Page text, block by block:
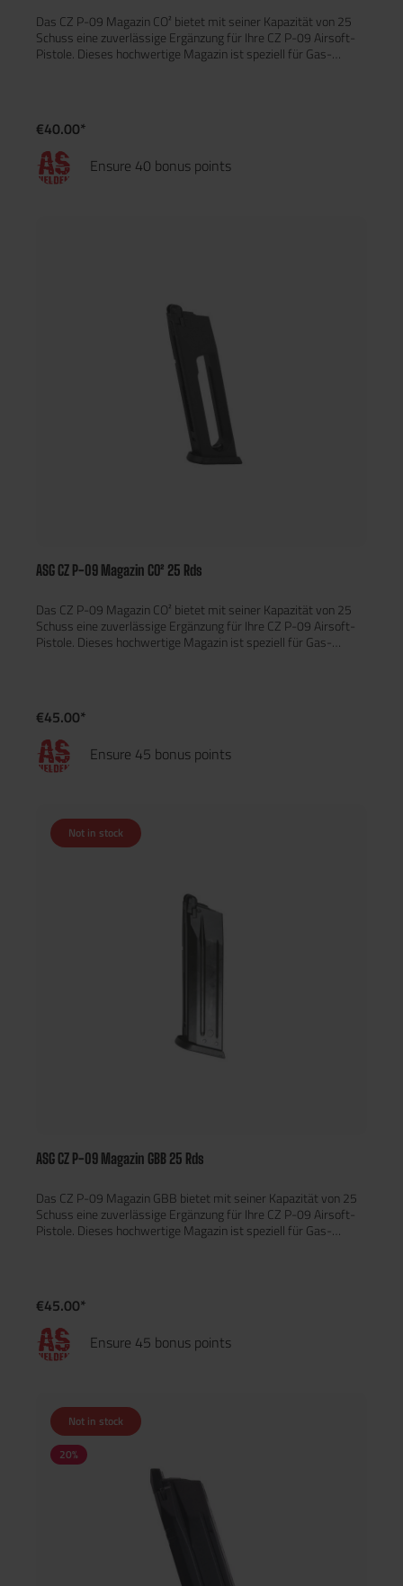
Das CZ P-09 Magazin CO² bietet mit seiner Kapazität von 25
Schuss eine zuverlässige Ergänzung für Ihre CZ P-09 Airsoft-
Pistole. Dieses hochwertige Magazin ist speziell für Gas-
und perfekt auf die CZ P-09 GBB-Pistolen abgestimmt, was
für maximale Effizienz auf dem Spielfeld sorgt.Merkmale:25
Schuss KapazitätKompatibel mit CZ P-09 GBB
PistolenLanglebige, robuste BauweiseEinfach nachfüllbar
€40.00*
Ensure 40 bonus points
ASG CZ P-09 Magazin CO² 25 Rds
Das CZ P-09 Magazin CO² bietet mit seiner Kapazität von 25
Schuss eine zuverlässige Ergänzung für Ihre CZ P-09 Airsoft-
Pistole. Dieses hochwertige Magazin ist speziell für Gas-
und perfekt auf die CZ P-09 GBB-Pistolen abgestimmt, was
für maximale Effizienz auf dem Spielfeld sorgt.Merkmale:25
Schuss KapazitätKompatibel mit CZ P-09 GBB
PistolenLanglebige, robuste BauweiseEinfach nachfüllbar
€45.00*
Ensure 45 bonus points
Not in stock
ASG CZ P-09 Magazin GBB 25 Rds
Das CZ P-09 Magazin GBB bietet mit seiner Kapazität von 25
Schuss eine zuverlässige Ergänzung für Ihre CZ P-09 Airsoft-
Pistole. Dieses hochwertige Magazin ist speziell für Gas-
und perfekt auf die CZ P-09 GBB-Pistolen abgestimmt, was
für maximale Effizienz auf dem Spielfeld sorgt.Merkmale:25
Schuss KapazitätKompatibel mit CZ P-09 GBB
PistolenLanglebige, robuste BauweiseEinfach nachfüllbar
€45.00*
Ensure 45 bonus points
Not in stock
20%